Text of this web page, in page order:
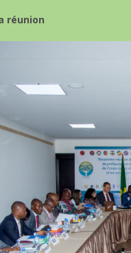
réunion